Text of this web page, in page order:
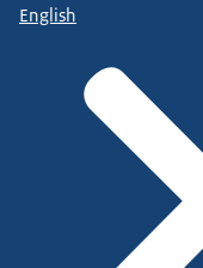
English